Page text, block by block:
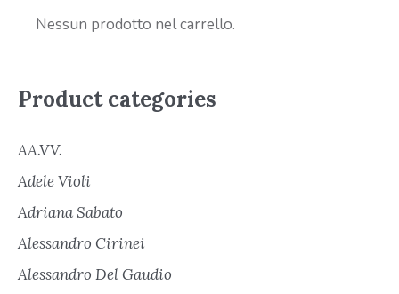
Nessun prodotto nel carrello.
Product categories
AA.VV.
Adele Violi
Adriana Sabato
Alessandro Cirinei
Alessandro Del Gaudio